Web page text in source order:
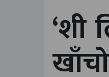
‘शी
खाँचो